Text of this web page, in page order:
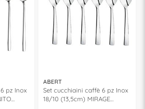
pz Inox
ABERT
Set cucchiaini caffè 6 pz Inox
18/10 (13,5cm) MIRAGE